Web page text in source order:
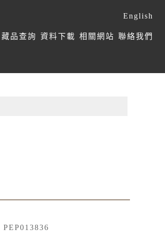
藏品查詢 資料下載 相關網站 聯絡我們
English
PEP013836